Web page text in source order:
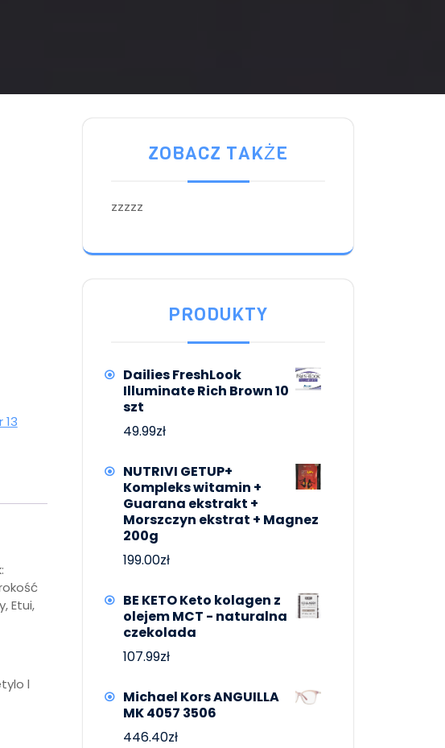
Etui,
l
ZOBACZ TAKŻE
zzzzz
PRODUKTY
Dailies FreshLook
Illuminate Rich Brown 10
szt
49.99zł
NUTRIVI GETUP+
Kompleks witamin +
Guarana ekstrakt +
Morszczyn ekstrat + Magnez
200g
199.00zł
BE KETO Keto kolagen z
olejem MCT - naturalna
czekolada
107.99zł
Michael Kors ANGUILLA
MK 4057 3506
446.40zł